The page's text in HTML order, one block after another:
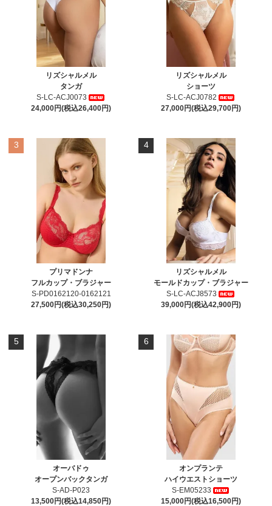
リズシャルメル
タンガ
S-LC-ACJ0073
24,000円(税込26,400円)
リズシャルメル
ショーツ
S-LC-ACJ0782
27,000円(税込29,700円)
3
プリマドンナ
フルカップ・ブラジャー
S-PD0162120-0162121
27,500円(税込30,250円)
4
リズシャルメル
モールドカップ・ブラジャー
S-LC-ACJ8573
39,000円(税込42,900円)
5
オーバドゥ
オープンバックタンガ
S-AD-P023
13,500円(税込14,850円)
6
オンプランテ
ハイウエストショーツ
S-EM05233
15,000円(税込16,500円)